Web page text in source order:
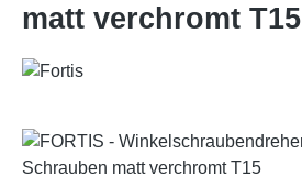
matt verchromt T15
Bildergalerie überspringen